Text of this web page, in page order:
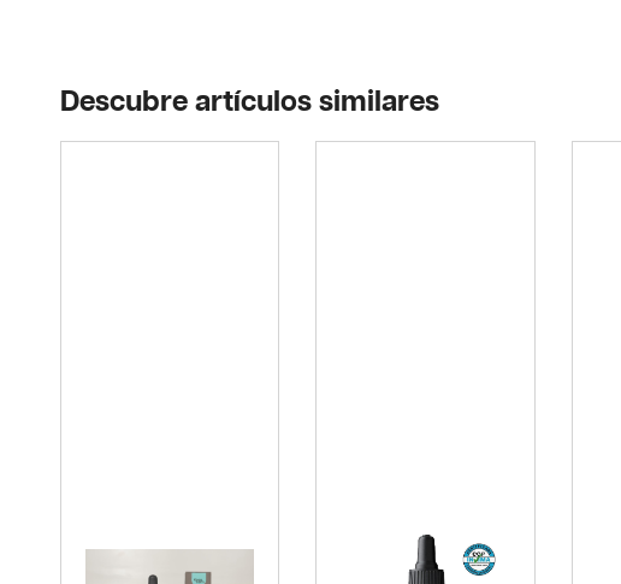
Descubre artículos similares